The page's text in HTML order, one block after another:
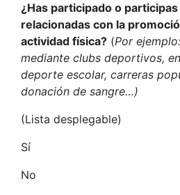
¿Has participado o
relacionadas con la
actividad física? (Por
mediante clubs deportivos,
deporte escolar, carreras
donación de sangre…)
(Lista desplegable)
Sí
No